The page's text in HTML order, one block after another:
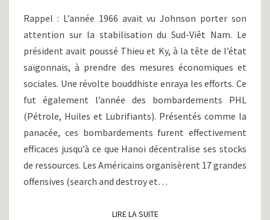
CALME
AVANT
LA
TEMPÊTE
(1967)
Rappel : L’année 1966 avait vu Johnson porter son
attention sur la stabilisation du Sud-Viêt Nam. Le
président avait poussé Thieu et Ky, à la tête de l’état
saïgonnais, à prendre des mesures économiques et
sociales. Une révolte bouddhiste enraya les efforts. Ce
fut également l’année des bombardements PHL
(Pétrole, Huiles et Lubrifiants). Présentés comme la
panacée, ces bombardements furent effectivement
efficaces jusqu’à ce que Hanoi décentralise ses stocks
de ressources. Les Américains organisèrent 17 grandes
offensives (search and destroy et…
LIRE LA SUITELIRE LA SUITE